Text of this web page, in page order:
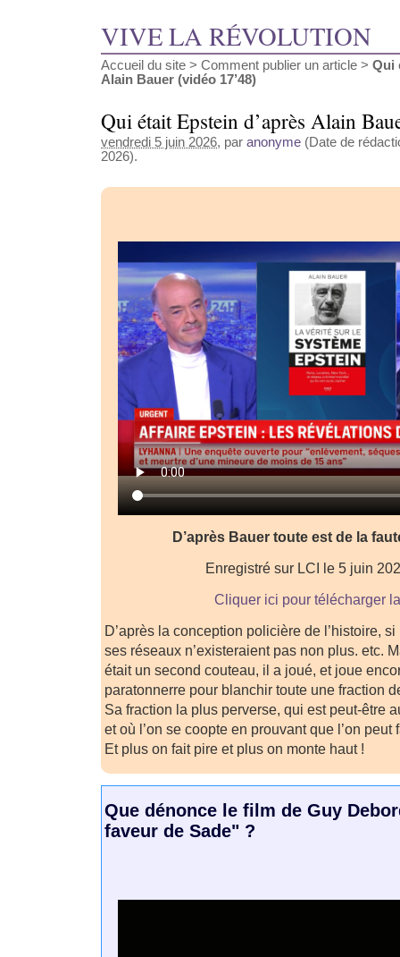
VIVE LA RÉVOLUTION
Accueil du site > Comment publier un article > Qui
Alain Bauer (vidéo 17’48)
Qui était Epstein d’après Alain
vendredi 5 juin 2026, par anonyme (Date de
2026).
D’après Bauer toute est de la
Enregistré sur LCI le 5 juin
Cliquer ici pour télécharger
D’après la conception policière de l’histoire,
ses réseaux n’existeraient pas non plus. etc.
était un second couteau, il a joué, et joue
paratonnerre pour blanchir toute une fraction
Sa fraction la plus perverse, qui est peut-être
et où l’on se coopte en prouvant que l’on
Et plus on fait pire et plus on monte haut !
Que dénonce le film de Guy
faveur de Sade" ?